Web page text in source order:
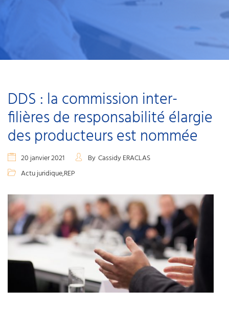
DDS : la commission inter-
filières de responsabilité élargie
des producteurs est nommée
20 janvier 2021 By Cassidy ERACLAS
Actu juridique,REP